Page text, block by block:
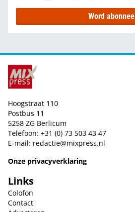
Word abonnee
Hoogstraat 110
Postbus 11
5258 ZG Berlicum
Telefoon: +31 (0) 73 503 43 47
E-mail: redactie@mixpress.nl
Onze privacyverklaring
Links
Colofon
Contact